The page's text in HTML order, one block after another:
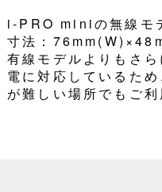
i-PRO miniの無線モ
寸法：
有線モデルよりもさ
電に対応しているた
が難しい場所でもご利